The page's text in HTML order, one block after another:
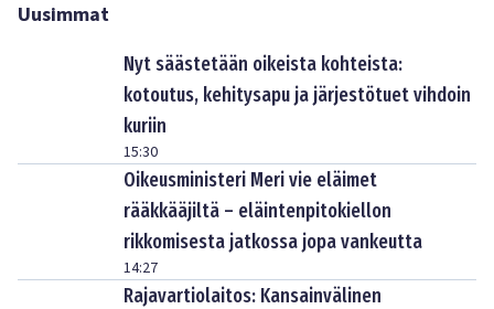
Uusimmat
Nyt säästetään oikeista kohteista:
kotoutus, kehitysapu ja järjestötuet vihdoin
kuriin
15:30
Oikeusministeri Meri vie eläimet
rääkkääjiltä – eläintenpitokiellon
rikkomisesta jatkossa jopa vankeutta
14:27
Rajavartiolaitos: Kansainvälinen